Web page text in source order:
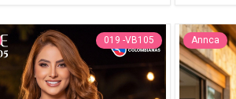
019 -VB105 Annca